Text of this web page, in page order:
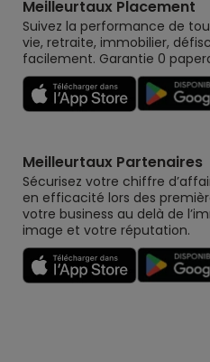
Meilleurtaux Placement
Suivez la performance de
vie, retraite, immobilier,
facilement. Garantie 0
Meilleurtaux Partenaires
Sécurisez votre chiffre
en efficacité lors des
votre business au delà de
image et votre réputation.